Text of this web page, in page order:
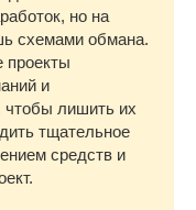
но на
схемами обмана.
проекты
и
чтобы лишить их
тщательное
средств и